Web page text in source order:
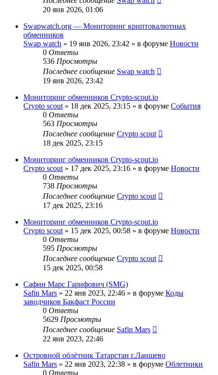
20 янв 2026, 01:06
Swapwatch.org — Мониторинг криптовалютных
обменников
Swap watch » 19 янв 2026, 23:42 » в форуме Новости
0 Ответы
536 Просмотры
Последнее сообщение Swap watch
19 янв 2026, 23:42
Мониторинг обменников Сrypto-scout.io
Сrypto scout » 18 дек 2025, 23:15 » в форуме События
0 Ответы
563 Просмотры
Последнее сообщение Сrypto scout
18 дек 2025, 23:15
Мониторинг обменников Сrypto-scout.io
Сrypto scout » 17 дек 2025, 23:16 » в форуме Новости
0 Ответы
738 Просмотры
Последнее сообщение Сrypto scout
17 дек 2025, 23:16
Мониторинг обменников Сrypto-scout.io
Сrypto scout » 15 дек 2025, 00:58 » в форуме Новости
0 Ответы
595 Просмотры
Последнее сообщение Сrypto scout
15 дек 2025, 00:58
Сафин Марс Гарифович (SMG)
Safin Mars » 22 янв 2023, 22:46 » в форуме Коды
заводчиков Бакфаст России
0 Ответы
5629 Просмотры
Последнее сообщение Safin Mars
22 янв 2023, 22:46
Островной облётник Татарстан г.Лаишево
Safin Mars » 22 янв 2023, 22:38 » в форуме Облетники
0 Ответы